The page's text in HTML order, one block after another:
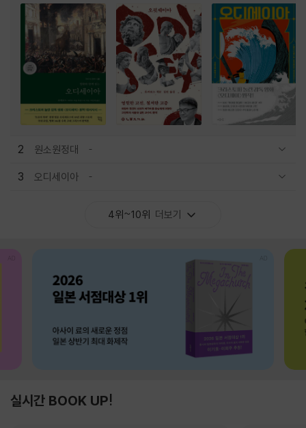
2 원소원정대
3 오디세이아
4위~10위 더보기
실시간 BOOK UP!